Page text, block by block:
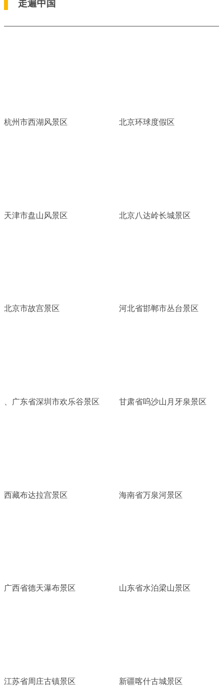
走遍中国
杭州市西湖风景区 北京环球度假区
天津市盘山风景区 北京八达岭长城景区
北京市故宫景区 河北省邯郸市丛台景区
、广东省深圳市欢乐谷景区 甘肃省呜沙山月牙泉景区
西藏布达拉宫景区 海南省万泉河景区
广西省德天瀑布景区 山东省水泊梁山景区
江苏省周庄古镇景区 新疆喀什古城景区